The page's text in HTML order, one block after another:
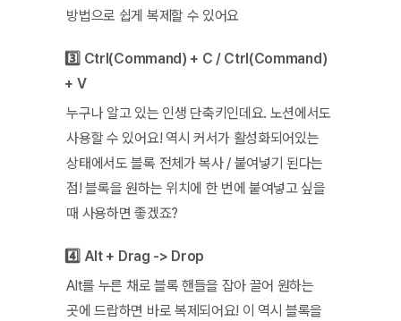
방법으로 쉽게 복제할 수 있어요
3️⃣ Ctrl(Command) + C / Ctrl(Command)
+ V
누구나 알고 있는 인생 단축키인데요. 노션에서도
사용할 수 있어요! 역시 커서가 활성화되어있는
상태에서도 블록 전체가 복사 / 붙여넣기 된다는
점! 블록을 원하는 위치에 한 번에 붙여넣고 싶을
때 사용하면 좋겠죠?
4️⃣ Alt + Drag -> Drop
Alt를 누른 채로 블록 핸들을 잡아 끌어 원하는
곳에 드랍하면 바로 복제되어요! 이 역시 블록을